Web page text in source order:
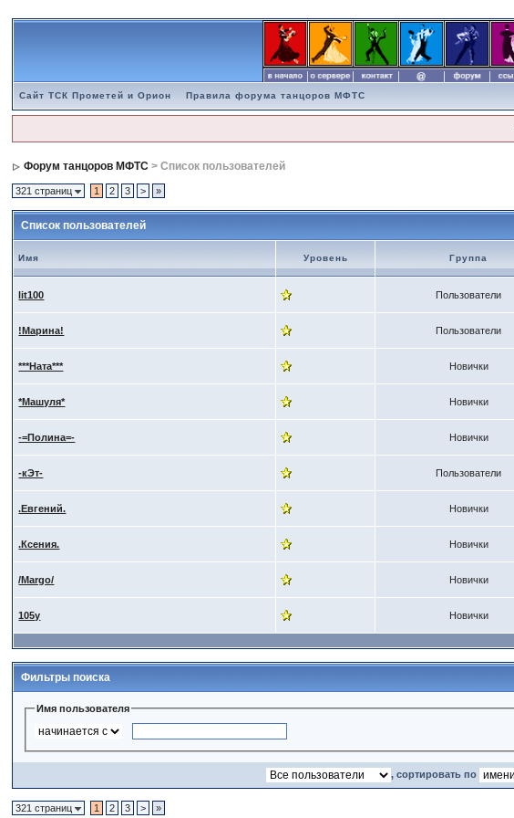
Сайт ТСК Прометей и Орион Правила форума танцоров МФТС
Форум танцоров МФТС > Список пользователей
321 страниц 1 2 3 > »
Список пользователей
Имя Уровень Группа
lit100 Пользователи
!Марина! Пользователи
***Ната*** Новички
*Машуля* Новички
-=Полина=- Новички
-кЭт- Пользователи
.Евгений. Новички
.Ксения. Новички
/Margo/ Новички
105y Новички
Фильтры поиска
Имя пользователя
, сортировать по
321 страниц 1 2 3 > »